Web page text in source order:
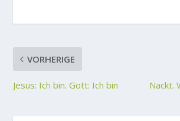
VORHERIGE
Jesus: Ich bin. Gott: Ich bin
Nackt.